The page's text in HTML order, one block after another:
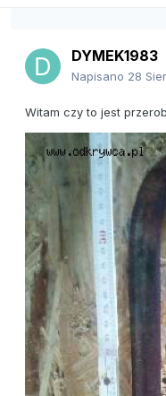
DYMEK1983
Napisano 28
Witam czy to jest